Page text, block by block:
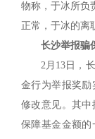
物称，于冰所负
正常，于冰的离
长沙举报骗
2月13日，
金行为举报奖
修改意见。其中
保障基金金额的